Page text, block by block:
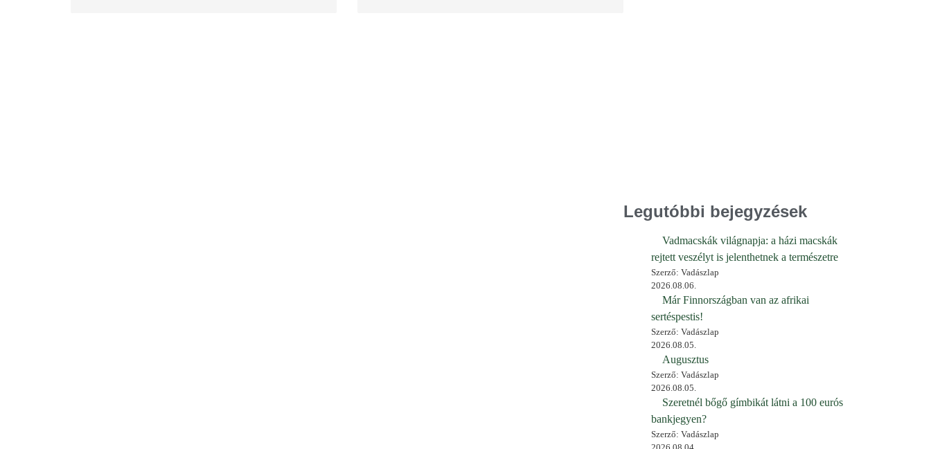
Legutóbbi bejegyzések
Vadmacskák világnapja: a házi macskák
rejtett veszélyt is jelenthetnek a természetre
Szerző: Vadászlap
2026.08.06.
Már Finnországban van az afrikai
sertéspestis!
Szerző: Vadászlap
2026.08.05.
Augusztus
Szerző: Vadászlap
2026.08.05.
Szeretnél bőgő gímbikát látni a 100 eurós
bankjegyen?
Szerző: Vadászlap